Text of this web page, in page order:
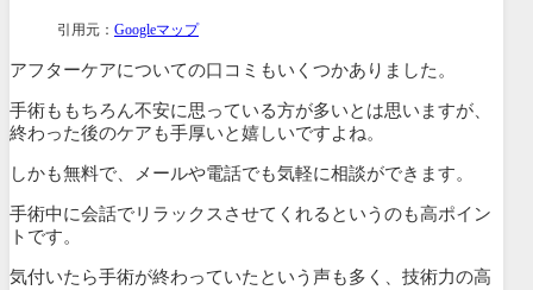
引用元： Googleマップ
アフターケアについての口コミもいくつかありました。
手術ももちろん不安に思っている方が多いとは思いますが、
終わった後のケアも手厚いと嬉しいですよね。
しかも無料で、メールや電話でも気軽に相談ができます。
手術中に会話でリラックスさせてくれるというのも高ポイン
トです。
気付いたら手術が終わっていたという声も多く、技術力の高